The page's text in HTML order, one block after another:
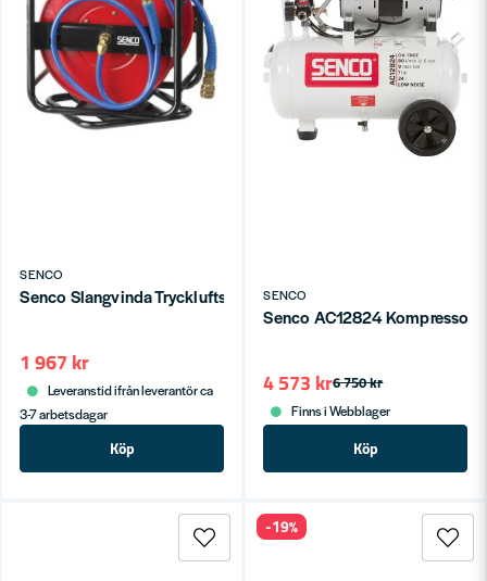
SENCO
Senco Slangvinda Tryckluftsslang Universal PU 30 m x 8mm
1 967 kr
Leveranstid ifrån leverantör ca
3-7 arbetsdagar
Köp
SENCO
Senco AC12824 Kompressor
6 750 kr
4 573 kr
Finns i Webblager
Köp
-19%